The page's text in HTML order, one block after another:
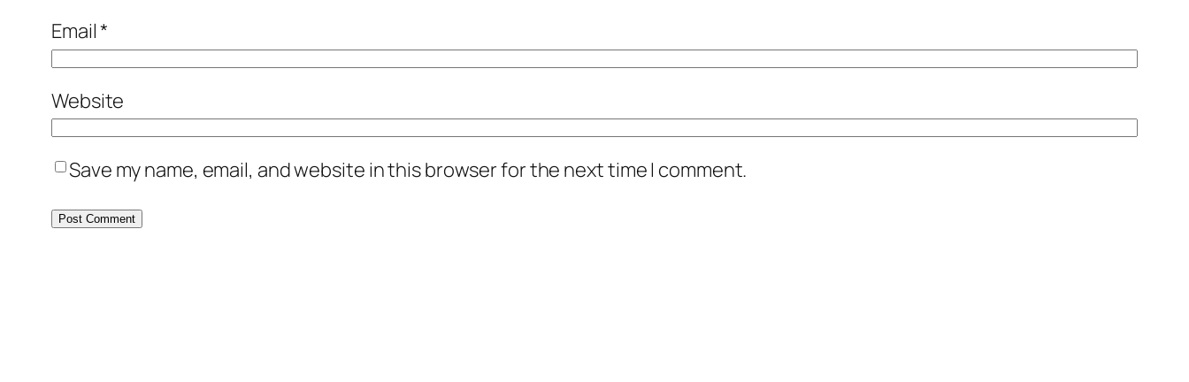
Email*
Website
Save my name, email, and website in this browser for the next time I comment.